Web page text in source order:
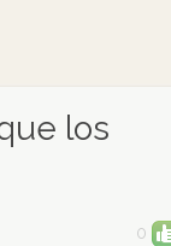
los
0